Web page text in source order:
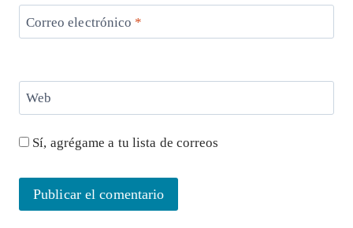
Correo electrónico *
Web
Sí, agrégame a tu lista de correos